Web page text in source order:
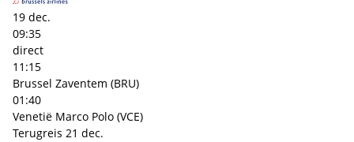
19 dec.
09:35
direct
11:15
Brussel Zaventem (BRU)
01:40
Venetië Marco Polo (VCE)
Terugreis 21 dec.